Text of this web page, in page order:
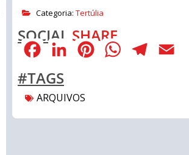
Categoria: Tertúlia
SOCIAL SHARE
FacebookLinkedInPinterestWhatsAppTelegram
#TAGS
ARQUIVOS